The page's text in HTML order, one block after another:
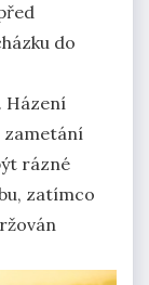
do
. Házení
zametání
rázné
zatímco